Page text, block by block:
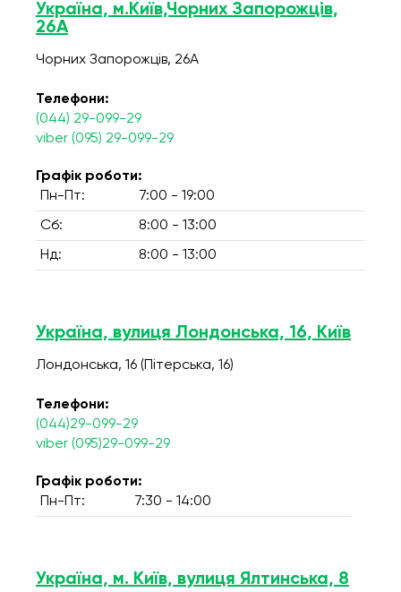
Україна, м.Київ,Чорних Запорожців,
26А
Чорних Запорожців, 26А
Телефони:
(044) 29-099-29
viber (095) 29-099-29
Графік роботи:
Пн-Пт:
7:00 - 19:00
Сб: 8:00 - 13:00
Нд: 8:00 - 13:00
Україна, вулиця Лондонська, 16, Київ
Лондонська, 16 (Пітерська, 16)
Телефони:
(044)29-099-29
viber (095)29-099-29
Графік роботи:
Пн-Пт:
7:30 - 14:00
Україна, м. Київ, вулиця Ялтинська, 8